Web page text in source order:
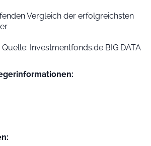
Vergleich der erfolgreichsten
Investmentfonds.de BIG DATA